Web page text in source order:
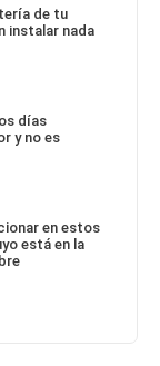
de tu
instalar nada
días
y no es
en estos
está en la